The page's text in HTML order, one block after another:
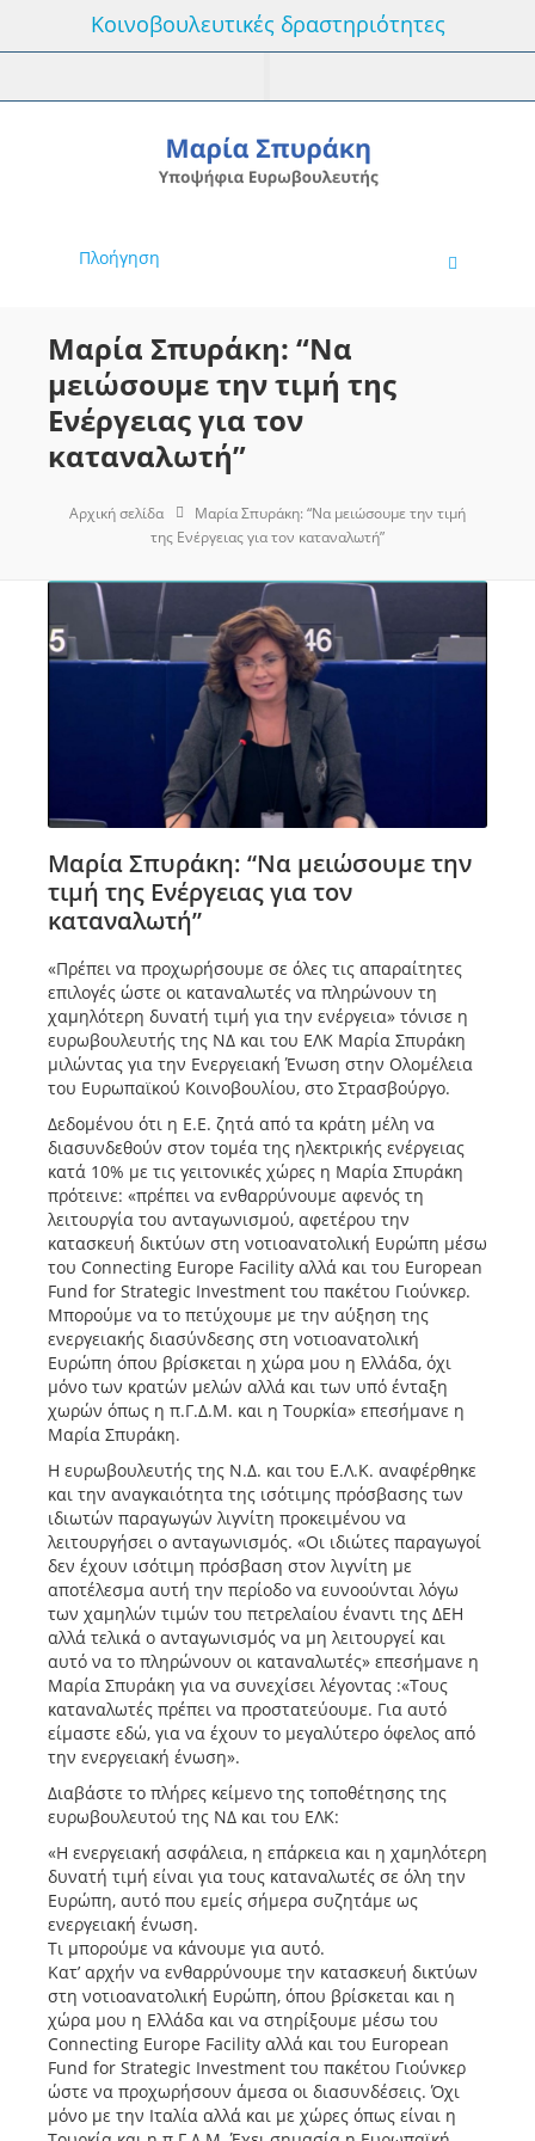
Κοινοβουλευτικές δραστηριότητες
Πλοήγηση
Μαρία Σπυράκη: “Να
μειώσουμε την τιμή της
Ενέργειας για τον
καταναλωτή”
Αρχική σελίδα
Μαρία Σπυράκη: “Να μειώσουμε την τιμή
της Ενέργειας για τον καταναλωτή”
Μαρία Σπυράκη: “Να μειώσουμε την
τιμή της Ενέργειας για τον
καταναλωτή”
«Πρέπει να προχωρήσουμε σε όλες τις απαραίτητες
επιλογές ώστε οι καταναλωτές να πληρώνουν τη
χαμηλότερη δυνατή τιμή για την ενέργεια» τόνισε η
ευρωβουλευτής της ΝΔ και του ΕΛΚ Μαρία Σπυράκη
μιλώντας για την Ενεργειακή Ένωση στην Ολομέλεια
του Ευρωπαϊκού Κοινοβουλίου, στο Στρασβούργο.
Δεδομένου ότι η Ε.Ε. ζητά από τα κράτη μέλη να
διασυνδεθούν στον τομέα της ηλεκτρικής ενέργειας
κατά 10% με τις γειτονικές χώρες η Μαρία Σπυράκη
πρότεινε: «πρέπει να ενθαρρύνουμε αφενός τη
λειτουργία του ανταγωνισμού, αφετέρου την
κατασκευή δικτύων στη νοτιοανατολική Ευρώπη μέσω
του Connecting Europe Facility αλλά και του European
Fund for Strategic Investment του πακέτου Γιούνκερ.
Μπορούμε να το πετύχουμε με την αύξηση της
ενεργειακής διασύνδεσης στη νοτιοανατολική
Ευρώπη όπου βρίσκεται η χώρα μου η Ελλάδα, όχι
μόνο των κρατών μελών αλλά και των υπό ένταξη
χωρών όπως η π.Γ.Δ.Μ. και η Τουρκία» επεσήμανε η
Μαρία Σπυράκη.
Η ευρωβουλευτής της Ν.Δ. και του Ε.Λ.Κ. αναφέρθηκε
και την αναγκαιότητα της ισότιμης πρόσβασης των
ιδιωτών παραγωγών λιγνίτη προκειμένου να
λειτουργήσει ο ανταγωνισμός. «Οι ιδιώτες παραγωγοί
δεν έχουν ισότιμη πρόσβαση στον λιγνίτη με
αποτέλεσμα αυτή την περίοδο να ευνοούνται λόγω
των χαμηλών τιμών του πετρελαίου έναντι της ΔΕΗ
αλλά τελικά ο ανταγωνισμός να μη λειτουργεί και
αυτό να το πληρώνουν οι καταναλωτές» επεσήμανε η
Μαρία Σπυράκη για να συνεχίσει λέγοντας :«Τους
καταναλωτές πρέπει να προστατεύουμε. Για αυτό
είμαστε εδώ, για να έχουν το μεγαλύτερο όφελος από
την ενεργειακή ένωση».
Διαβάστε το πλήρες κείμενο της τοποθέτησης της
ευρωβουλευτού της ΝΔ και του ΕΛΚ:
«Η ενεργειακή ασφάλεια, η επάρκεια και η χαμηλότερη
δυνατή τιμή είναι για τους καταναλωτές σε όλη την
Ευρώπη, αυτό που εμείς σήμερα συζητάμε ως
ενεργειακή ένωση.
Τι μπορούμε να κάνουμε για αυτό.
Κατ’ αρχήν να ενθαρρύνουμε την κατασκευή δικτύων
στη νοτιοανατολική Ευρώπη, όπου βρίσκεται και η
χώρα μου η Ελλάδα και να στηρίξουμε μέσω του
Connecting Europe Facility αλλά και του European
Fund for Strategic Investment του πακέτου Γιούνκερ
ώστε να προχωρήσουν άμεσα οι διασυνδέσεις. Όχι
μόνο με την Ιταλία αλλά και με χώρες όπως είναι η